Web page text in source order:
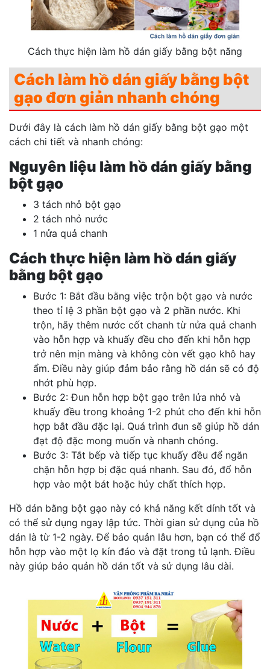
Cách thực hiện làm hồ dán giấy bằng bột năng
Cách làm hồ dán giấy bằng bột
gạo đơn giản nhanh chóng
Dưới đây là cách làm hồ dán giấy bằng bột gạo một
cách chi tiết và nhanh chóng:
Nguyên liệu làm hồ dán giấy bằng
bột gạo
3 tách nhỏ bột gạo
2 tách nhỏ nước
1 nửa quả chanh
Cách thực hiện làm hồ dán giấy
bằng bột gạo
Bước 1: Bắt đầu bằng việc trộn bột gạo và nước
theo tỉ lệ 3 phần bột gạo và 2 phần nước. Khi
trộn, hãy thêm nước cốt chanh từ nửa quả chanh
vào hỗn hợp và khuấy đều cho đến khi hỗn hợp
trở nên mịn màng và không còn vết gạo khô hay
ẩm. Điều này giúp đảm bảo rằng hồ dán sẽ có độ
nhớt phù hợp.
Bước 2: Đun hỗn hợp bột gạo trên lửa nhỏ và
khuấy đều trong khoảng 1-2 phút cho đến khi hỗn
hợp bắt đầu đặc lại. Quá trình đun sẽ giúp hồ dán
đạt độ đặc mong muốn và nhanh chóng.
Bước 3: Tắt bếp và tiếp tục khuấy đều để ngăn
chặn hỗn hợp bị đặc quá nhanh. Sau đó, đổ hỗn
hợp vào một bát hoặc hủy chất thích hợp.
Hồ dán bằng bột gạo này có khả năng kết dính tốt và
có thể sử dụng ngay lập tức. Thời gian sử dụng của hồ
dán là từ 1-2 ngày. Để bảo quản lâu hơn, bạn có thể đổ
hỗn hợp vào một lọ kín đáo và đặt trong tủ lạnh. Điều
này giúp bảo quản hồ dán tốt và sử dụng lâu dài.